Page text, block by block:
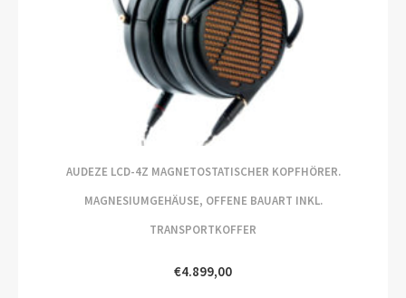
AUDEZE LCD-4Z MAGNETOSTATISCHER KOPFHÖRER.
MAGNESIUMGEHÄUSE, OFFENE BAUART INKL.
TRANSPORTKOFFER
€4.899,00